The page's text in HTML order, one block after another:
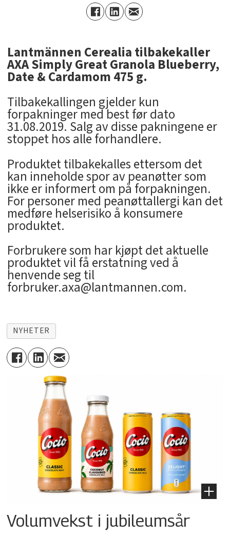
Lantmännen Cerealia tilbakekaller
AXA Simply Great Granola Blueberry,
Date & Cardamom 475 g.
Tilbakekallingen gjelder kun
forpakninger med best før dato
31.08.2019. Salg av disse pakningene er
stoppet hos alle forhandlere.
Produktet tilbakekalles ettersom det
kan inneholde spor av peanøtter som
ikke er informert om på forpakningen.
For personer med peanøttallergi kan det
medføre helserisiko å konsumere
produktet.
Forbrukere som har kjøpt det aktuelle
produktet vil få erstatning ved å
henvende seg til
forbruker.axa@lantmannen.com.
NYHETER
Volumvekst i jubileumsår